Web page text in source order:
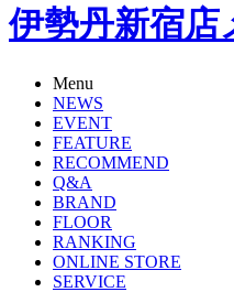
伊勢丹新宿店
Menu
NEWS
EVENT
FEATURE
RECOMMEND
Q&A
BRAND
FLOOR
RANKING
ONLINE STORE
SERVICE